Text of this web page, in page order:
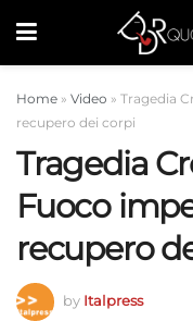
Home » Video » Tragedia
recupero dei corpi
Tragedia
Fuoco
recupero
by Italpress